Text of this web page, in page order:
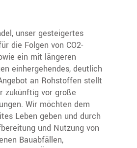
unser gesteigertes
die Folgen von CO2-
ein mit längeren
einhergehendes, deutlich
an Rohstoffen stellt
zukünftig vor große
Wir möchten dem
Leben geben und durch
und Nutzung von
Bauabfällen,